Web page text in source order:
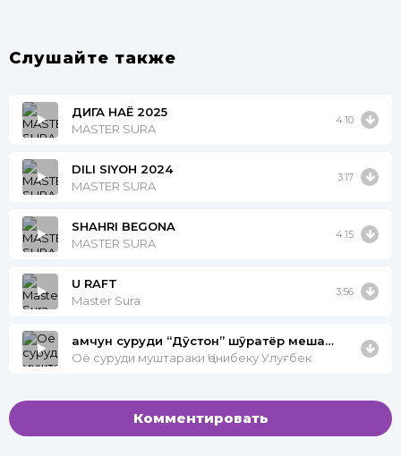
Слушайте также
ДИГА НАЁ 2025
MASTER SURA
4:10
DILI SIYOH 2024
MASTER SURA
3:17
SHAHRI BEGONA
MASTER SURA
4:15
U RAFT
Master Sura
3:56
ҳамчун суруди “Дӯстон” шӯҳратёр мешавад?
Оё суруди муштараки Ҷонибеку Улуғбек
Комментировать